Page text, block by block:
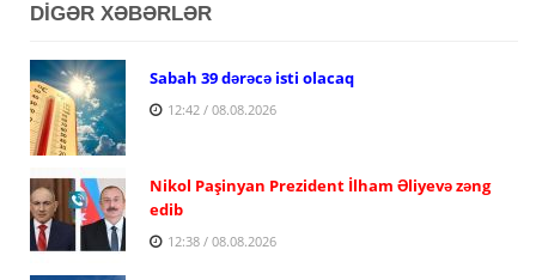
DİGƏR XƏBƏRLƏR
Sabah 39 dərəcə isti olacaq
12:42 / 08.08.2026
Nikol Paşinyan Prezident İlham Əliyevə zəng
edib
12:38 / 08.08.2026